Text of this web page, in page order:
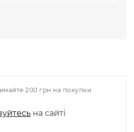
200 грн на покупки
на сайті